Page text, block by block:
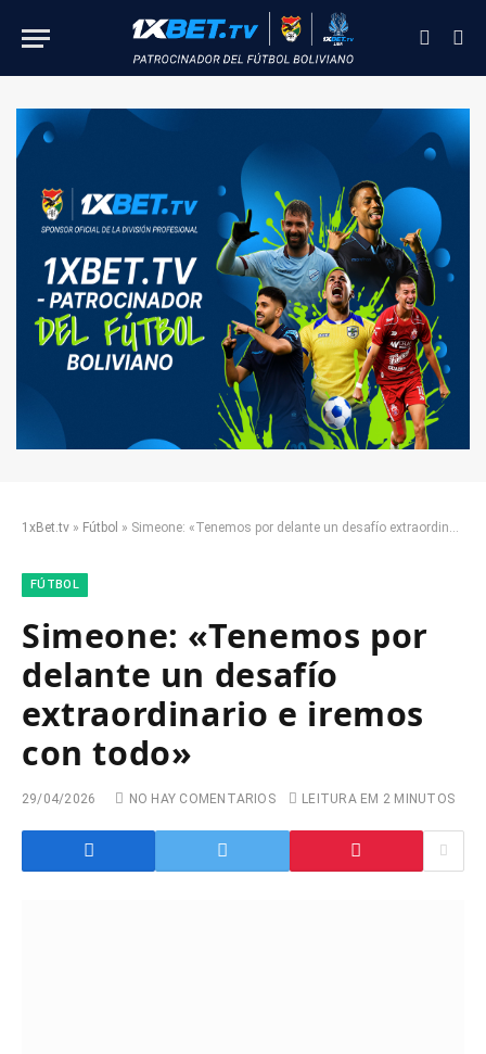
1xBet.tv » Fútbol » Simeone: «Tenemos por delante un desafío extraordinario e iremos con todo»
FÚTBOL
Simeone: «Tenemos por
delante un desafío
extraordinario e iremos
con todo»
29/04/2026 NO HAY COMENTARIOS LEITURA EM 2 MINUTOS